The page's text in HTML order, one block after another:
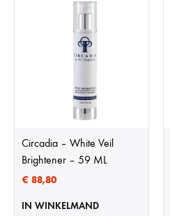
Circadia – White Veil
Brightener – 59 ML
€ 88,80
IN WINKELMAND